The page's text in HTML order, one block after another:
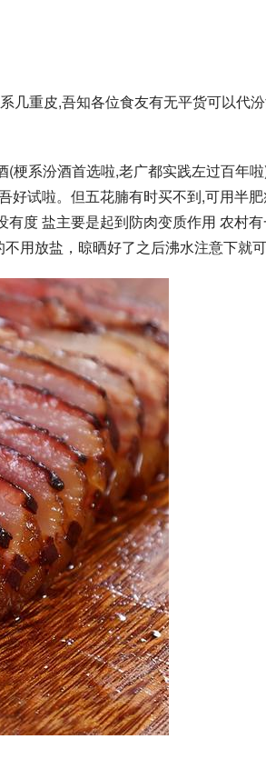
几重皮,吾知各位食友有无平货可以代
梗系汾酒首选啦,老广都实践左过百年
好试啦。但五花腩有时买不到,可用半
度 盐主要是起到防肉变质作用 农村
用放盐，晾晒好了之后沸水注意下就